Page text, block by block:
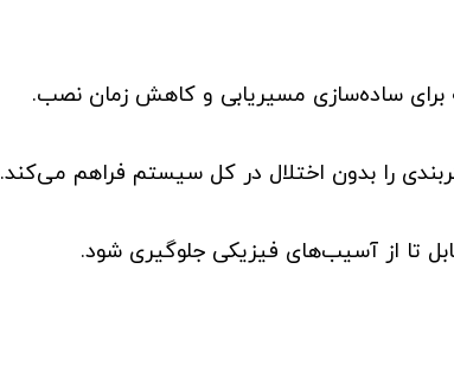
برای ساده‌سازی مسیریابی و کاهش زمان نصب.
را بدون اختلال در کل سیستم فراهم می‌کند.
تا از آسیب‌های فیزیکی جلوگیری شود.